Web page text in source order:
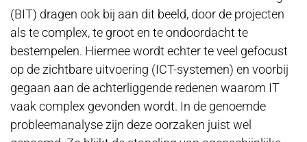
(BIT) dragen ook bij aan dit beeld, door de projecten
als te complex, te groot en te ondoordacht te
bestempelen. Hiermee wordt echter te veel gefocust
op de zichtbare uitvoering (ICT-systemen) en voorbij
gegaan aan de achterliggende redenen waarom IT
vaak complex gevonden wordt. In de genoemde
probleemanalyse zijn deze oorzaken juist wel